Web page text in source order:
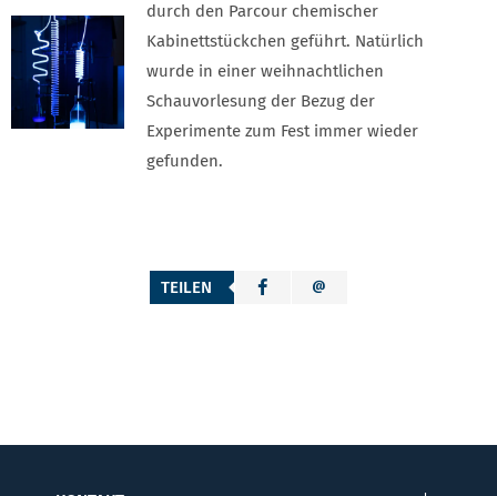
durch den Parcour chemischer
Kabinettstückchen geführt. Natürlich
wurde in einer weihnachtlichen
Schauvorlesung der Bezug der
Experimente zum Fest immer wieder
gefunden.
TEILEN